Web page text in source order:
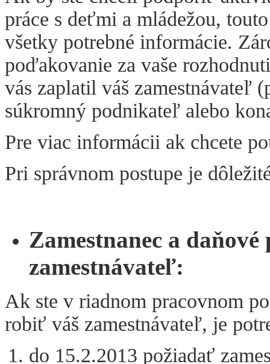
práce s deťmi a mládežou,
všetky potrebné informácie.
poďakovanie za vaše
vás zaplatil váš zamestnávateľ
súkromný podnikateľ alebo
Pre viac informácii ak chcete
Pri správnom postupe je
Zamestnanec a
zamestnávateľ:
Ak ste v riadnom pracovnom
robiť váš zamestnávateľ, je
do 15.2.2013 požiadať